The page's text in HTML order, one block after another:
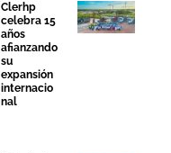
Clerhp
celebra 15
años
afianzando
su
expansión
internacio
nal